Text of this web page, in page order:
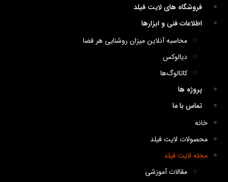
فروشگاه های لایت فیلد
اطلاعات فنی و ابزارها
محاسبه آنلاین میزان روشنایی هر فضا
دیالوکس
کاتالوگ‌ها
پروژه ها
تماس با ما
خانه
محصولات لایت فیلد
مجله لایت فیلد
مقالات آموزشی